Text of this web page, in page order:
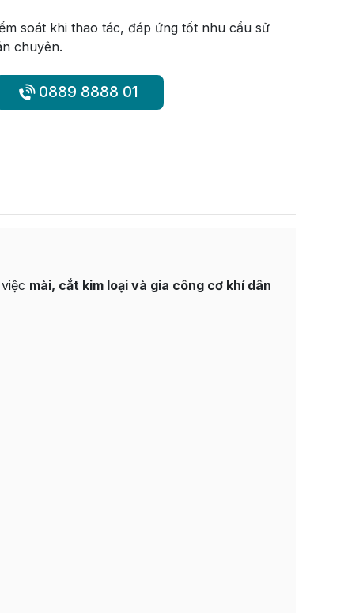
soát khi thao tác, đáp ứng tốt nhu cầu sử
chuyên.
0889 8888 01
mài, cắt kim loại và gia công cơ khí dân